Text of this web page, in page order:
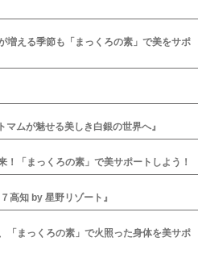
える季節も「まっくろの素」で美をサポ
ムが魅せる美しき白銀の世界へ』
「まっくろの素」で美サポートしよう！
高知 by 星野リゾート』
まっくろの素」で火照った身体を美サポ